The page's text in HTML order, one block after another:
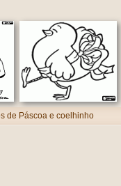
de Páscoa e coelhinho